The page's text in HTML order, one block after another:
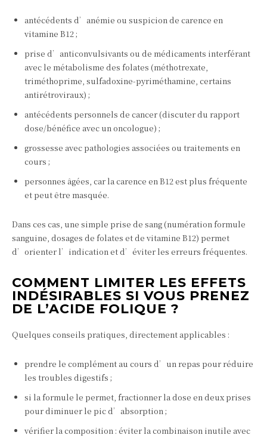
antécédents d’anémie ou suspicion de carence en
vitamine B12 ;
prise d’anticonvulsivants ou de médicaments interférant
avec le métabolisme des folates (méthotrexate,
triméthoprime, sulfadoxine‑pyriméthamine, certains
antirétroviraux) ;
antécédents personnels de cancer (discuter du rapport
dose/bénéfice avec un oncologue) ;
grossesse avec pathologies associées ou traitements en
cours ;
personnes âgées, car la carence en B12 est plus fréquente
et peut être masquée.
Dans ces cas, une simple prise de sang (numération formule
sanguine, dosages de folates et de vitamine B12) permet
d’orienter l’indication et d’éviter les erreurs fréquentes.
COMMENT LIMITER LES EFFETS
INDÉSIRABLES SI VOUS PRENEZ
DE L’ACIDE FOLIQUE ?
Quelques conseils pratiques, directement applicables :
prendre le complément au cours d’un repas pour réduire
les troubles digestifs ;
si la formule le permet, fractionner la dose en deux prises
pour diminuer le pic d’absorption ;
vérifier la composition : éviter la combinaison inutile avec